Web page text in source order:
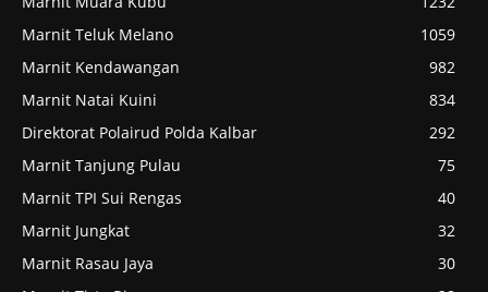
Marnit Teluk Melano
1059
Marnit Kendawangan
982
Marnit Natai Kuini
834
Direktorat Polairud Polda Kalbar
292
Marnit Tanjung Pulau
75
Marnit TPI Sui Rengas
40
Marnit Jungkat
32
Marnit Rasau Jaya
30